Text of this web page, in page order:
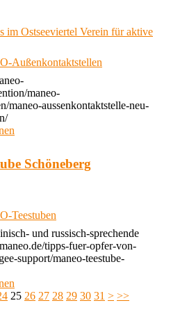
im Ostseeviertel Verein für aktive
Außenkontaktstellen
maneo-
maneo-aussenkontaktstelle-neu-
Schöneberg
Teestuben
und russisch-sprechende
tipps-fuer-opfer-von-
support/maneo-teestube-
25 26 27 28 29 30 31 > >>